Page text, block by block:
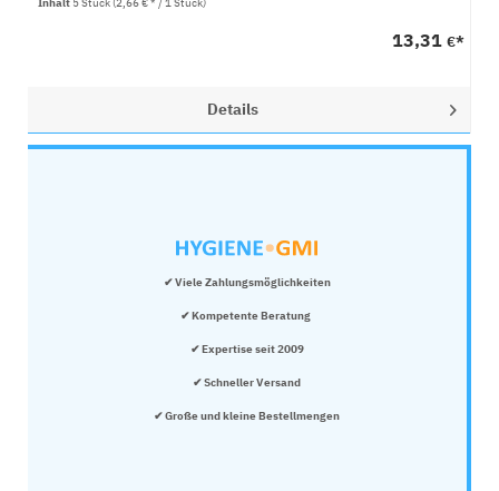
13,31 €*
Details
✔ Viele Zahlungsmöglichkeiten
✔ Kompetente Beratung
✔ Expertise seit 2009
✔ Schneller Versand
✔ Große und kleine Bestellmengen